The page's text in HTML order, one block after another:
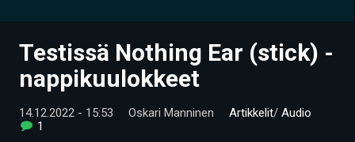
UUTISET
VIDEOT
Testissä Nothing Ear (stick) -
nappikuulokkeet
14.12.2022 - 15:53 Oskari Manninen Artikkelit/ Audio
1